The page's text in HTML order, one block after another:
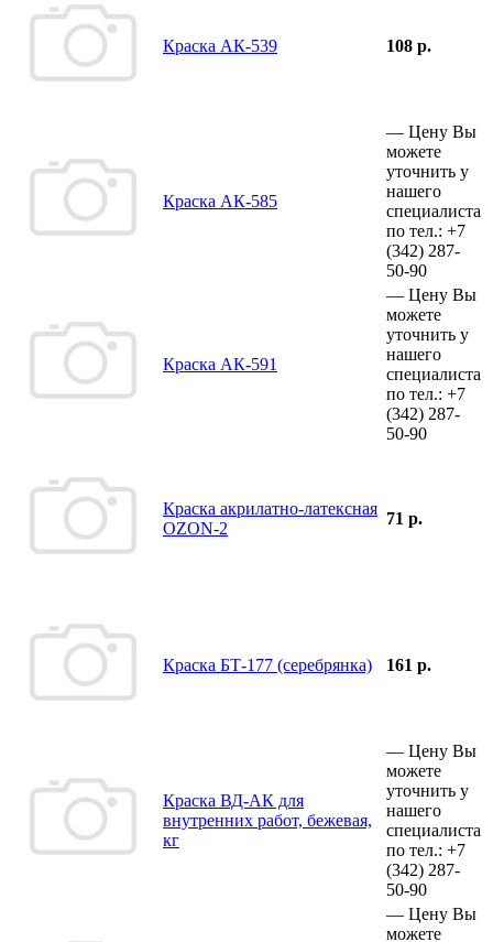
Краска АК-539 108 р.
Краска АК-585
— Цену Вы
можете
уточнить у
нашего
специалиста
по тел.: +7
(342) 287-
50-90
Краска АК-591
— Цену Вы
можете
уточнить у
нашего
специалиста
по тел.: +7
(342) 287-
50-90
Краска акрилатно-латексная
OZON-2
71 р.
Краска БТ-177 (серебрянка) 161 р.
Краска ВД-АК для
внутренних работ, бежевая,
кг
— Цену Вы
можете
уточнить у
нашего
специалиста
по тел.: +7
(342) 287-
50-90
— Цену Вы
можете